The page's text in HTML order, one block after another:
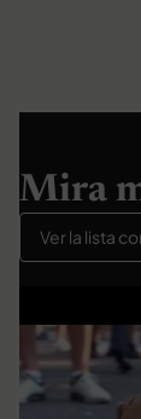
Mira
Ver la lista